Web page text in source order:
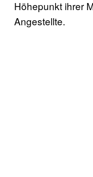
Höhepunkt ihrer
Angestellte.